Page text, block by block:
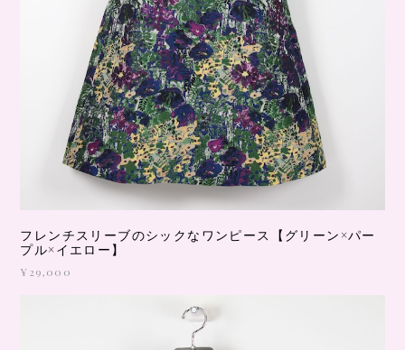
フレンチスリーブのシックなワンピース【グリーン×パー
プル×イエロー】
¥29,000